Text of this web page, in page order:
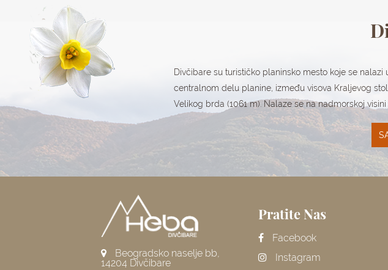
Divčibare su turističko planinsko mesto koje se
centralnom delu planine, između visova Kraljevog
Velikog brda (1061 m). Nalaze se na nadmorskoj visini
Beogradsko naselje bb,
14204 Divčibare
Pratite Nas
Facebook
Instagram